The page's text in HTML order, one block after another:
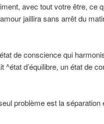
avec tout votre être, ce
jaillira sans arrêt du
de conscience qui
^état d’équilibre, un état de
problème est la séparation